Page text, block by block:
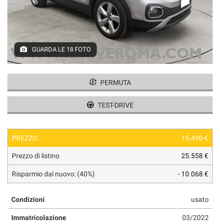
GUARDA LE 18 FOTO
PERMUTA
TEST-DRIVE
PREZZO 15.490 €
Prezzo di listino 25.558 €
Risparmio dal nuovo: (40%) - 10.068 €
Condizioni usato
Immatricolazione 03/2022
tracciamento
che
adottiamo
offrire
le
funzionalità
e
le
di
descritte.
Per
maggiori
informazioni
sull'utilità
sul
funzionamento
di